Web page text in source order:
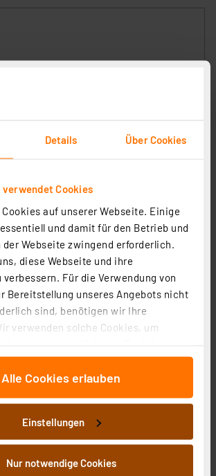
Details Über Cookies
verwendet Cookies
auf unserer Webseite. Einige
und damit für den Betrieb und
Webseite zwingend erforderlich.
diese Webseite und ihre
verbessern. Für die Verwendung von
Bereitstellung unseres Angebots nicht
sind, benötigen wir Ihre
verwenden solche Cookies, um
anbieten zu können und die Zugriffe
zu analysieren. Außerdem geben
zu Ihrer Verwendung unserer Website
für soziale Medien, Werbung und
Unsere Partner führen diese
mit weiteren Daten
Sie ihnen bereitgestellt haben oder die
Alle Cookies erlauben
Einstellungen
Nur notwendige Cookies
(24)
49,95 €
Statt
inkl. MwSt.
Informationen zu Versandkosten